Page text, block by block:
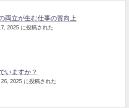
両立が生む仕事の質向上
2025 に投稿された
いますか？
26, 2025 に投稿された